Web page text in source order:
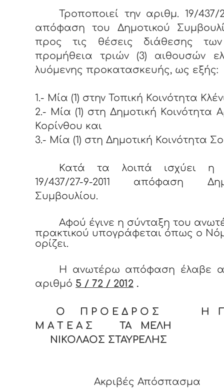
Τροποποιεί την αριθμ. 19/437/
απόφαση του Δημοτικού
προς τις θέσεις διάθεσης
προμήθεια τριών (3) αιθουσών
λυόμενης προκατασκευής, ως εξής:
1.- Μία (1) στην Τοπική Κοινότητα
2.- Μία (1) στη Δημοτική Κοινότητα
Κορίνθου και
3.- Μία (1) στη Δημοτική Κοινότητα
Κατά τα λοιπά ισχύει η
19/437/27-9-2011 απόφαση
Συμβουλίου.
Αφού έγινε η σύνταξη του
πρακτικού υπογράφεται όπως ο
ορίζει.
Η ανωτέρω απόφαση έλαβε
αριθμό 5 / 72 / 2012 .
Ο Π Ρ Ο Ε Δ Ρ Ο Σ Η Γ
Μ Α Τ Ε Α Σ ΤΑ ΜΕΛΗ
ΝΙΚΟΛΑΟΣ ΣΤΑΥΡΕΛΗΣ
Ακριβές Απόσπασμα